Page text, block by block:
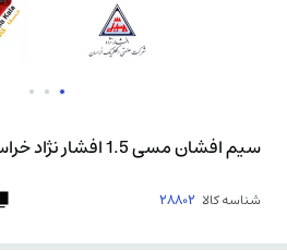
سیم افشان مسی 1.5 افشار نژاد خراسان (یک متر)
شناسه کالا 28802